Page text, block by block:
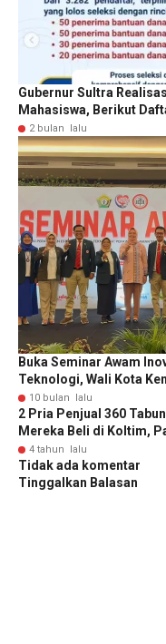
Gubernur Sultra
Mahasiswa, Berikut
2 bulan lalu
Buka Seminar Awam
Teknologi, Wali Kota
10 bulan lalu
2 Pria Penjual 360
Mereka Beli di Koltim,
4 tahun lalu
Tidak ada komentar
Tinggalkan Balasan